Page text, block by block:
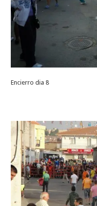
Encierro dia 8